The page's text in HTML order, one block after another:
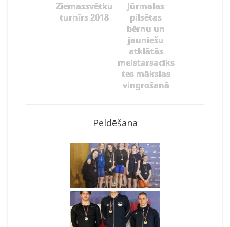
Ziemassvētku
turnīrs 2018
Jūrmalas
pilsētas
bērnu un
jauniešu
atklātās
meistarsacīks
tes mākslas
vingrošanā
Peldēšana